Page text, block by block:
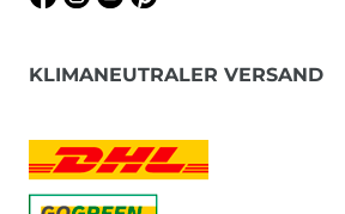
KLIMANEUTRALER VERSAND